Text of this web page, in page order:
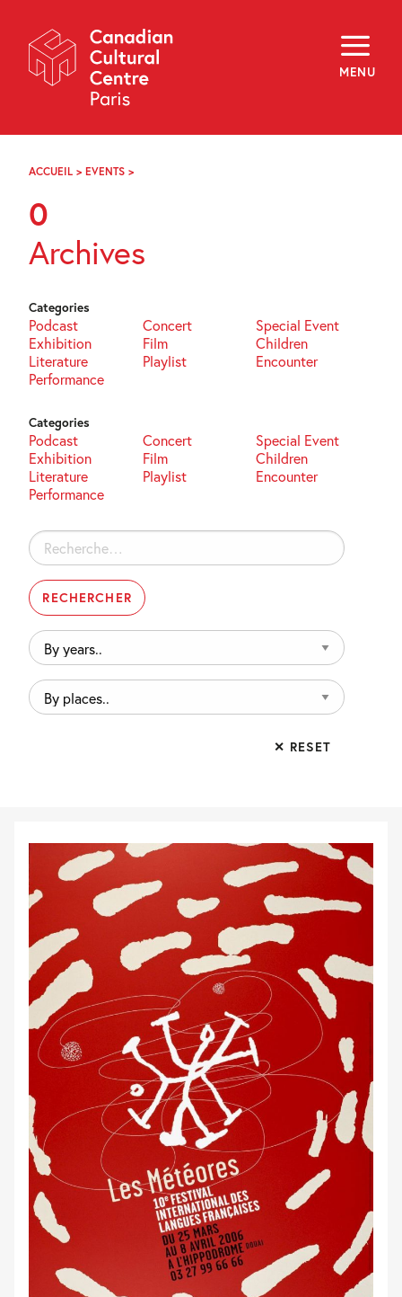
Navigation
MENU
About
Programming
Off-Site
Explore
Archives
FR
ACCUEIL > EVENTS >
0
Archives
Categories
Podcast Concert
Special Event
Exhibition
Film
Children
Literature
Playlist
Encounter
Performance
Categories
Podcast Concert
Special Event
Exhibition
Film
Children
Literature
Playlist
Encounter
Performance
Rechercher :
By
years..
By
places..
✕ RESET